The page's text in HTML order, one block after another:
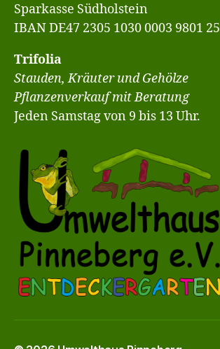
Sparkasse Südholstein
IBAN DE47 2305 1030 0003 9801 25
Trifolia
Stauden, Kräuter und Gehölze
Pflanzenverkauf mit Beratung
Jeden Samstag von 9 bis 13 Uhr.